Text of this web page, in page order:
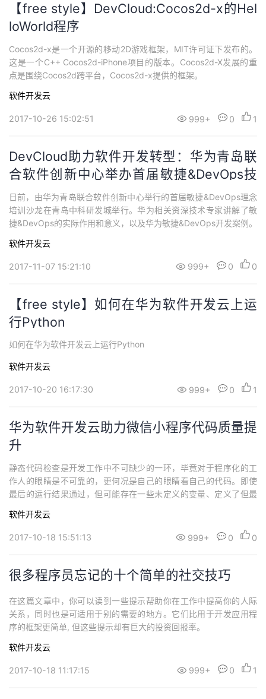
【free style】DevCloud:Cocos2d-x的Hel
loWorld程序
Cocos2d-x是一个开源的移动2D游戏框架，MIT许可证下发布的。
这是一个C++ Cocos2d-iPhone项目的版本。Cocos2d-X发展的重
点是围绕Cocos2d跨平台，Cocos2d-x提供的框架。
软件开发云
2017-10-26 15:02:51 999+ 0 1
DevCloud助力软件开发转型：华为青岛联
合软件创新中心举办首届敏捷&DevOps技
术沙龙
日前，由华为青岛联合软件创新中心举行的首届敏捷&DevOps理念
培训沙龙在青岛中科研发城举行。华为相关资深技术专家讲解了敏
捷&DevOps的实际作用和意义，以及华为敏捷&DevOps开发案例。
软件开发云
2017-11-07 15:21:10 999+ 0 0
【free style】如何在华为软件开发云上运
行Python
如何在华为软件开发云上运行Python
软件开发云
2017-10-20 16:17:30 999+ 0 1
华为软件开发云助力微信小程序代码质量提
升
静态代码检查是开发工作中不可缺少的一环，毕竟对于程序化的工
作人的眼睛是不可靠的，更何况是自己的眼睛看自己的代码。即使
最后的运行结果通过，但可能存在一些未定义的变量、定义了但最
软件开发云
2017-10-18 15:51:13 999+ 0 0
很多程序员忘记的十个简单的社交技巧
在这篇文章中，你可以读到一些提示帮助你在工作中提高你的人际
关系，同时也是可适用于别的需要的地方。它们比用于开发应用程
序的框架更简单, 但这些提示却有巨大的投资回报率。
软件开发云
2017-10-18 11:17:15 999+ 0 1